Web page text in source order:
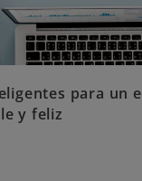
para un
y feliz